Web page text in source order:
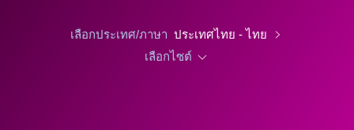
เลือกประเทศ/ภาษา ประเทศไทย - ไทย
เลือกไซต์